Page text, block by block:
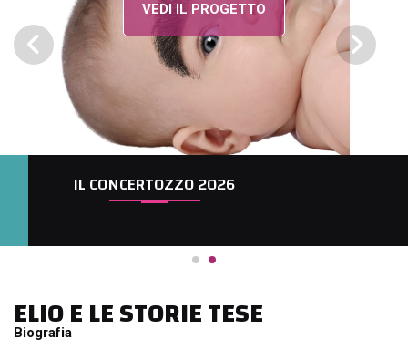
VEDI IL PROGETTO
IL CONCERTOZZO 2026
ELIO E LE STORIE TESE
Biografia